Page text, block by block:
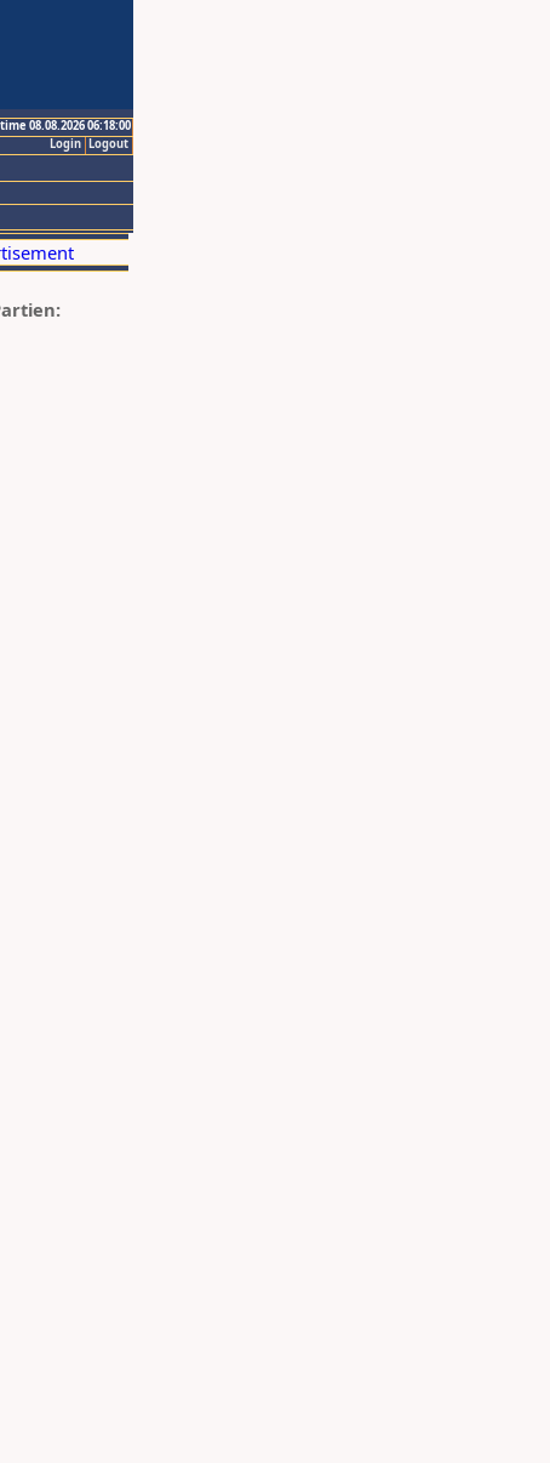
08.08.2026 06:18:00
Logout
Login